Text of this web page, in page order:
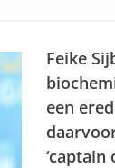
Feike
een